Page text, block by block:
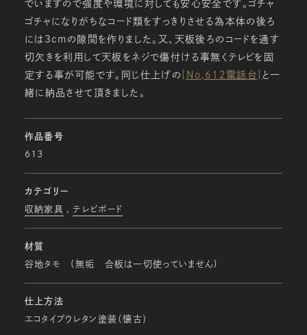
でいますので強度や環境に対しても安心安全です。ゴチャ
ゴチャになりがちなコード類をすっきりさせる為本体の後ろ
には3cmの隙間を作りました。又、天板後ろのコードを通す
切欠きを利用して天板をネジで傷付ける事無くテレビを固
定する事が可能です。同じ仕上げの [No,612電話台] と一
緒に納品させて頂きました。
作品番号
613
カテゴリー
収納家具 テレビボード
材質
谷地タモ (無垢 合板は一切使っていません)
仕上方法
エコタイプウレタン塗装（懐古）